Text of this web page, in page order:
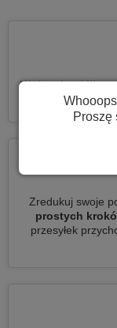
Wniosek o kilka
Zredukuj swoje
prostych
przesyłek
Proszę